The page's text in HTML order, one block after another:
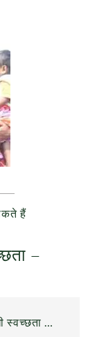
हैं
–
स्वच्छता …